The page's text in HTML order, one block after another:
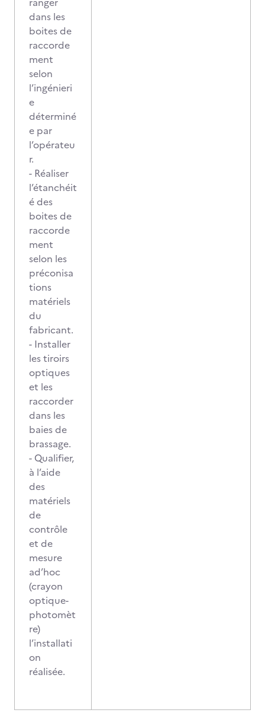
dans les
boites de
raccorde
ment
selon
l’ingénieri
e
déterminé
e par
l’opérateu
r.
- Réaliser
l’étanchéit
é des
boites de
raccorde
ment
selon les
préconisa
tions
matériels
du
fabricant.
- Installer
les tiroirs
optiques
et les
raccorder
dans les
baies de
brassage.
- Qualifier,
à l’aide
des
matériels
de
contrôle
et de
mesure
ad’hoc
(crayon
optique-
photomèt
re)
l’installati
on
réalisée.